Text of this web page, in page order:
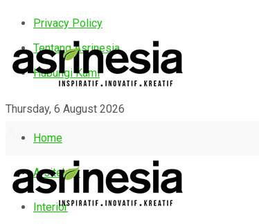
Privacy Policy
Tentang Asrinesia
Hubungi Kami
Thursday, 6 August 2026
Home
Arsitektur
Interior